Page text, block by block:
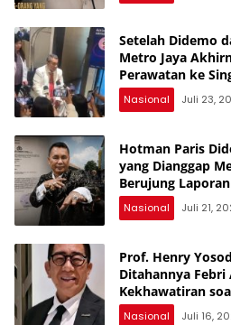
Setelah Didemo
Metro Jaya
Perawatan ke
Nasional Juli 23,
Hotman Paris
yang Dianggap
Berujung
Nasional Juli 21,
Prof. Henry
Ditahannya
Kekhawatiran
Nasional Juli 16,